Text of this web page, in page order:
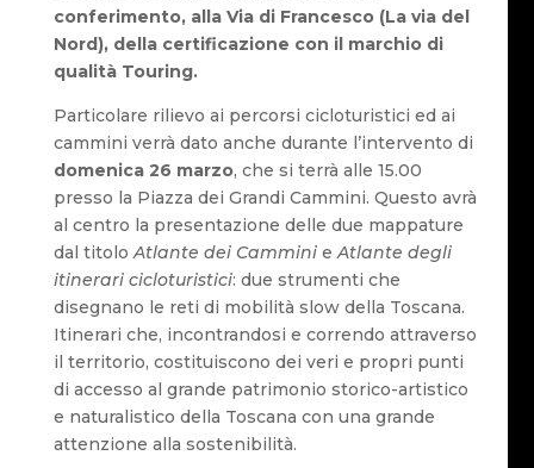
conferimento, alla Via di Francesco (La via del
Nord), della certificazione con il marchio di
qualità Touring.
Particolare rilievo ai percorsi cicloturistici ed ai
cammini verrà dato anche durante l’intervento di
domenica 26 marzo, che si terrà alle 15.00
presso la Piazza dei Grandi Cammini. Questo avrà
al centro la presentazione delle due mappature
dal titolo Atlante dei Camminie Atlante degli
itinerari cicloturistici: due strumenti che
disegnano le reti di mobilità slow della Toscana.
Itinerari che, incontrandosi e correndo attraverso
il territorio, costituiscono dei veri e propri punti
di accesso al grande patrimonio storico-artistico
e naturalistico della Toscana con una grande
attenzione alla sostenibilità.